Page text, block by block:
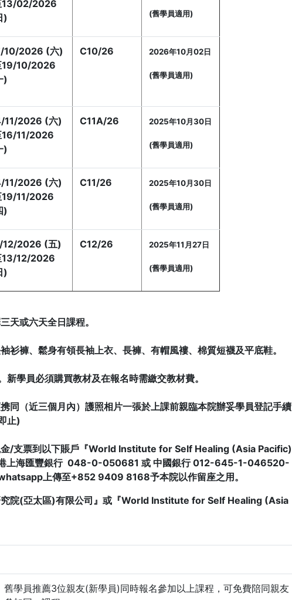
13/02/2026
)
(舊學員適用)
10/2026 (六)
19/10/2026
)
C10/26 2026年10月02日
(舊學員適用)
11/2026 (六)
16/11/2026
)
C11A/26 2025年10月30日
(舊學員適用)
11/2026 (六)
19/11/2026
)
C11/26 2025年10月30日
(舊學員適用)
12/2026 (五)
13/12/2026
)
C12/26 2025年11月27日
(舊學員適用)
天或六天全日課程。
衫褲、鬆身有領長袖上衣、長褲、有帽風褸、棉質短襪及平底鞋。
學員必須購買教材及在報名時需繳交教材費。
同（近三個月內）護照相片一張於上課前親臨本院辦妥學員登記手續
止)
金/支票到以下賬戶『World Institute for Self Healing (Asia Pacific)
上海匯豐銀行 048-0-050681 或 中國銀行 012-645-1-046520-
上傳至+852 9409 8168予本院以作留座之用。
究院(亞太區)有限公司』或『World Institute for Self Healing (Asia
舊學員推薦3位親友(新學員)同時報名參加以上課程，可免費陪同親友